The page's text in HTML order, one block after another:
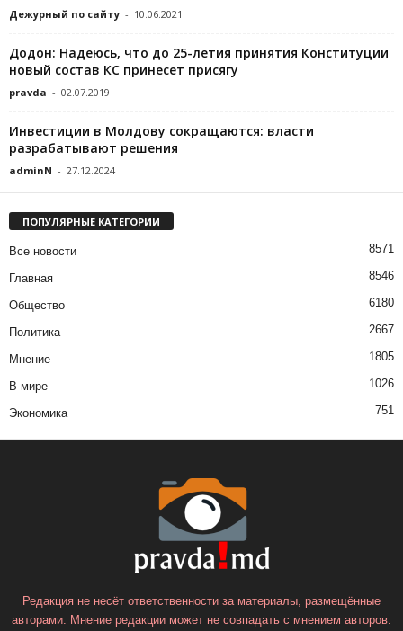
Дежурный по сайту - 10.06.2021
Додон: Надеюсь, что до 25-летия принятия Конституции
новый состав КС принесет присягу
pravda - 02.07.2019
Инвестиции в Молдову сокращаются: власти
разрабатывают решения
adminN - 27.12.2024
ПОПУЛЯРНЫЕ КАТЕГОРИИ
Все новости 8571
Главная 8546
Общество 6180
Политика 2667
Мнение 1805
В мире 1026
Экономика 751
Редакция не несёт ответственности за материалы, размещённые
авторами. Мнение редакции может не совпадать с мнением авторов.